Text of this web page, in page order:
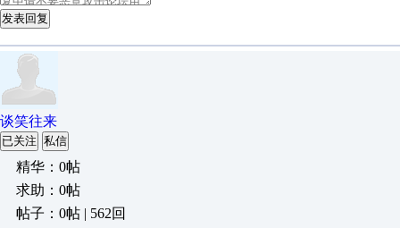
发表回复
谈笑往来
已关注 私信
精华：0帖
求助：0帖
帖子：0帖 | 562回